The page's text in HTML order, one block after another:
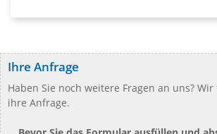
Ihre Anfrage
Haben Sie noch weitere Fragen an uns?
ihre Anfrage.